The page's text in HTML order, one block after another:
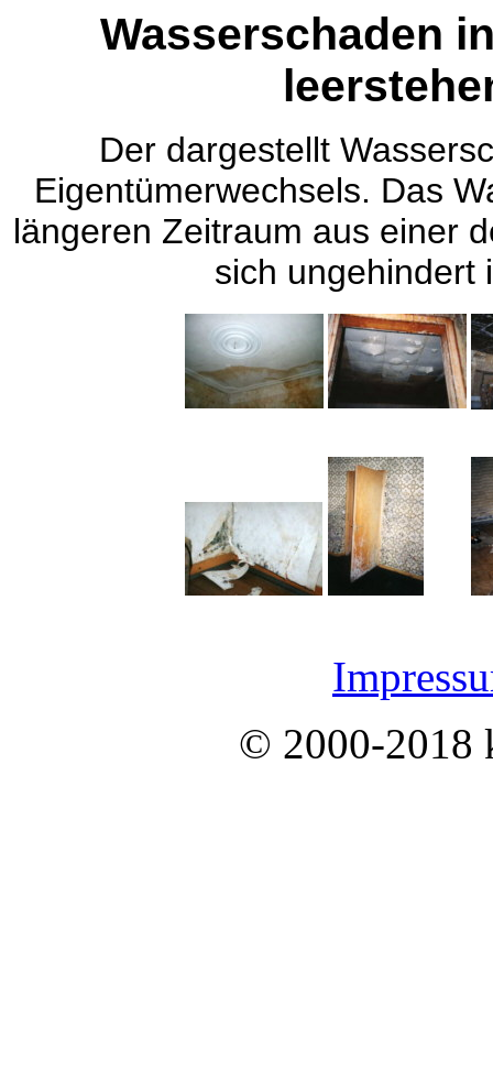
Wasserschaden
Der dargestellt
Eigentümerwechsels. Das
längeren Zeitraum aus einer
sich ungehindert
© 2000-2018